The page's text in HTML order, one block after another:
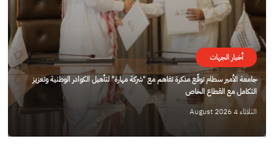
أخبار الجهات
جامعة الأمير سطام توقّع مذكرة تفاهم مع "شركة مهارة" لتأهيل الكوادر الوطنية وتعزيز
التكامل مع القطاع الخاص
الثلاثاء 4 August 2026